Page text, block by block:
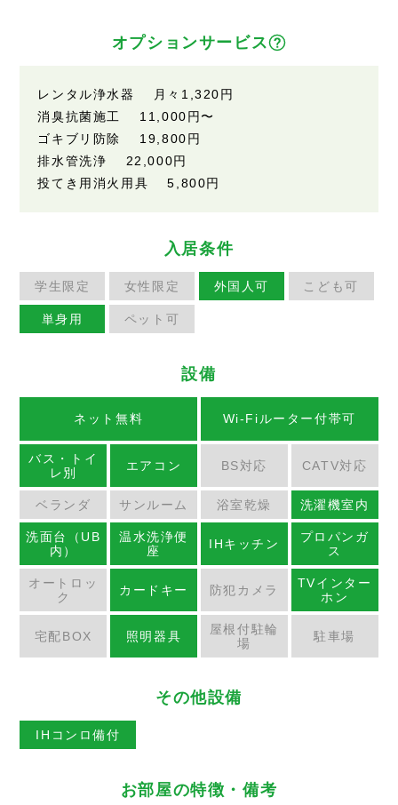
オプションサービス
レンタル浄水器 月々1,320円
消臭抗菌施工 11,000円〜
ゴキブリ防除 19,800円
排水管洗浄 22,000円
投てき用消火用具 5,800円
入居条件
学生限定 女性限定 外国人可 こども可
単身用 ペット可
設備
ネット無料 Wi-Fiルーター付帯可
バス・トイ
レ別
エアコン BS対応 CATV対応
ベランダ サンルーム 浴室乾燥 洗濯機室内
洗面台（UB
内）
温水洗浄便
座
IHキッチン
プロパンガ
ス
オートロッ
ク
カードキー 防犯カメラ
TVインター
ホン
宅配BOX 照明器具
屋根付駐輪
場
駐車場
その他設備
IHコンロ備付
お部屋の特徴・備考